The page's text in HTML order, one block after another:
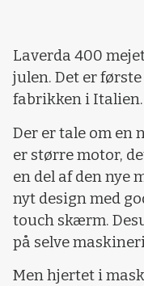
Laverda 400
julen. Det er
fabrikken i Italien.
Der er tale om en
er større motor,
en del af den nye
nyt design med
touch skærm.
på selve
Men hjertet i